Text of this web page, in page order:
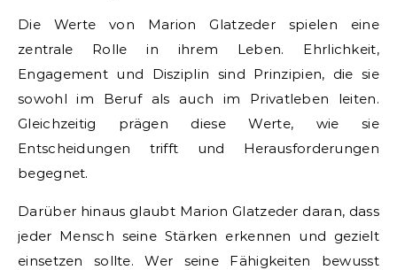
Die Werte von Marion Glatzeder spielen eine
zentrale Rolle in ihrem Leben. Ehrlichkeit,
Engagement und Disziplin sind Prinzipien, die sie
sowohl im Beruf als auch im Privatleben leiten.
Gleichzeitig prägen diese Werte, wie sie
Entscheidungen trifft und Herausforderungen
begegnet.
Darüber hinaus glaubt Marion Glatzeder daran, dass
jeder Mensch seine Stärken erkennen und gezielt
einsetzen sollte. Wer seine Fähigkeiten bewusst